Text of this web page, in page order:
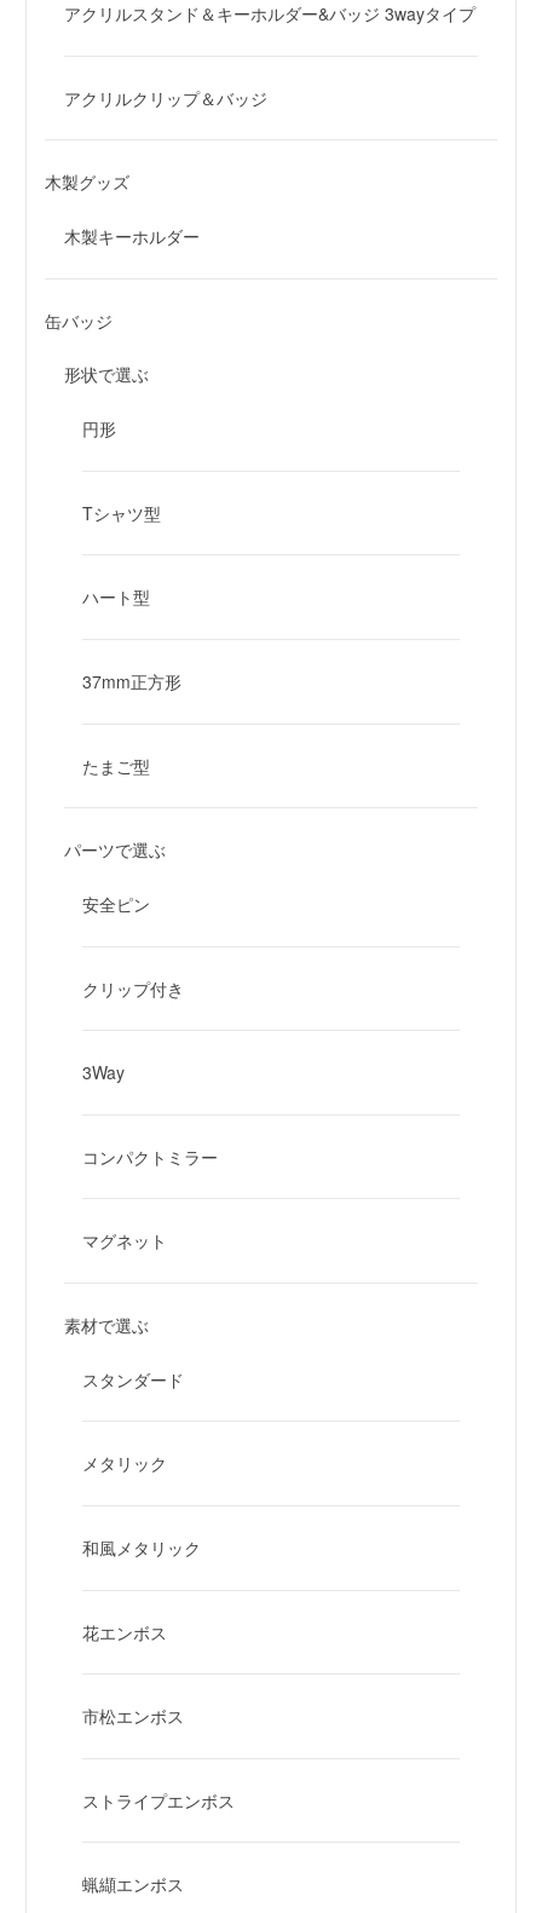
アクリルスタンド＆キーホルダー&バッジ 3wayタイプ
アクリルクリップ＆バッジ
木製グッズ
木製キーホルダー
缶バッジ
形状で選ぶ
円形
Tシャツ型
ハート型
37mm正方形
たまご型
パーツで選ぶ
安全ピン
クリップ付き
3Way
コンパクトミラー
マグネット
素材で選ぶ
スタンダード
メタリック
和風メタリック
花エンボス
市松エンボス
ストライプエンボス
蝋纈エンボス